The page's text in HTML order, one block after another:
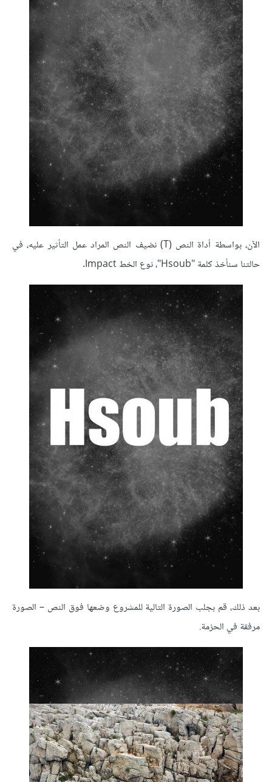
الآن، بواسطة أداة النص (T) نضيف النص المراد عمل التأثير عليه، في
حالتنا سنأخذ كلمة "Hsoub"، نوع الخط Impact.
بعد ذلك، قم بجلب الصورة التالية للمشروع وضعها فوق النص – الصورة
مرفقة في الحزمة.